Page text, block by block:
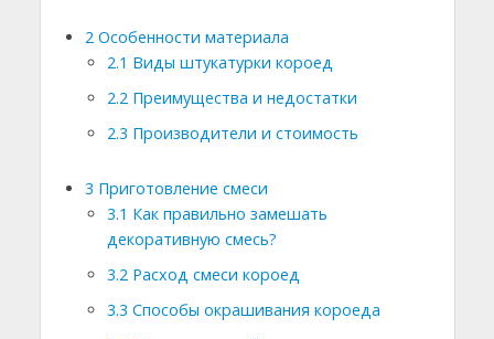
2Особенности материала
2.1 Виды штукатурки короед
2.2Преимущества и недостатки
2.3 Производители и стоимость
3 Приготовление смеси
3.1 Как правильно замешать
декоративную смесь?
3.2Расход смеси короед
3.3 Способы окрашивания короеда